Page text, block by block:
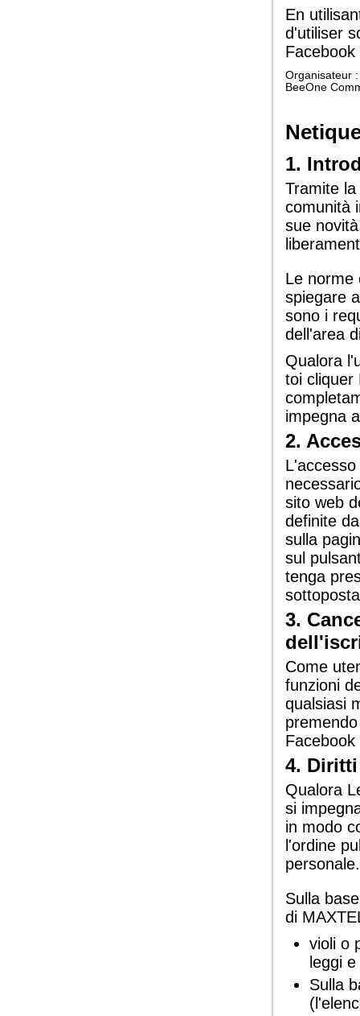
En
d'utiliser
Organisateur :
BeeOne
1.
Tramite
comunità
sue
Le norme
spiegare
sono i
dell'area
Qualora
toi cliquer
impegna
2.
sito web
definite
sulla
sul
tenga
3.
Come
funzioni
qualsiasi
4.
Qualora
si
in modo
l'ordine
personale.
Sulla
di
violi o
leggi
Sulla